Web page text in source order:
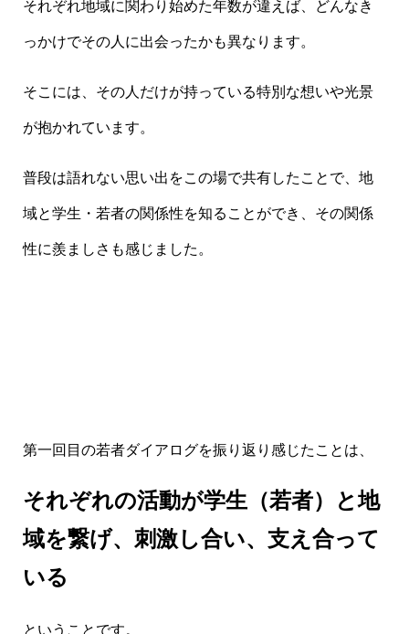
それぞれ地域に関わり始めた年数が違えば、どんなき
っかけでその人に出会ったかも異なります。
そこには、その人だけが持っている特別な想いや光景
が抱かれています。
普段は語れない思い出をこの場で共有したことで、地
域と学生・若者の関係性を知ることができ、その関係
性に羨ましさも感じました。
第一回目の若者ダイアログを振り返り感じたことは、
それぞれの活動が学生（若者）と地
域を繋げ、刺激し合い、支え合って
いる
ということです。